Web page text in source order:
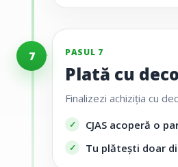
7 PASUL 7
Plată cu
Finalizezi achiziția cu
CJAS acoperă o
Tu plătești doar